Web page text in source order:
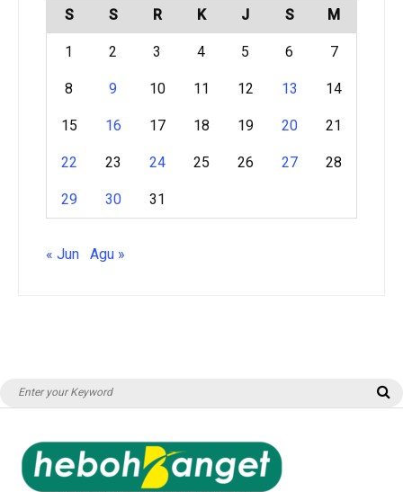
S S R K J S M
1 2 3 4 5 6 7
8 9 10 11 12 13 14
15 16 17 18 19 20 21
22 23 24 25 26 27 28
29 30 31
« Jun Agu »
Search